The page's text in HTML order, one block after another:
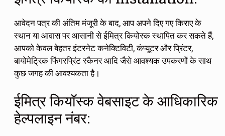
आवेदन पत्र की अंतिम मंजूरी के बाद, आप अपने दिए गए किराए के
स्थान या आवास पर आसानी से ईमित्र कियोस्क स्थापित कर सकते हैं,
आपको केवल बेहतर इंटरनेट कनेक्टिविटी, कंप्यूटर और प्रिंटर,
बायोमेट्रिक फिंगरप्रिंट स्कैनर आदि जैसे आवश्यक उपकरणों के साथ
कुछ जगह की आवश्यकता है।
ईमित्र कियॉस्क वेबसाइट के आधिकारिक
हेल्पलाइन नंबर: